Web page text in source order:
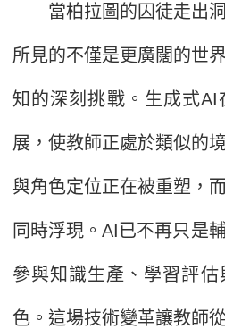
當柏拉圖的囚徒走出洞
所見的不僅是更廣闊的世
知的深刻挑戰。生成式
展，使教師正處於類似
與角色定位正在被重塑，
同時浮現。AI已不再只是
參與知識生產、學習評
色。這場技術變革讓教師